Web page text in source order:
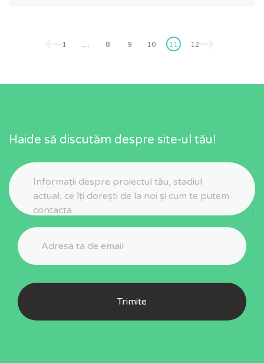
pagination
1 … 8 9 10 11 12
Haide să discutăm despre site-ul tău!